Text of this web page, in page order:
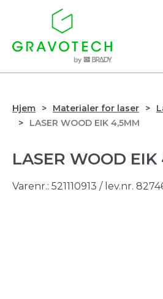
Hjem Materialer for laser
LASER WOOD EIK 4,5MM
LASER WOOD
Varenr.: 521110913 / lev.nr.